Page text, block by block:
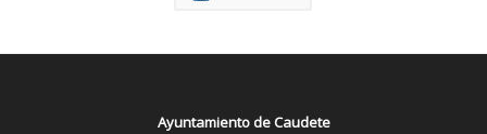
Ayuntamiento de Caudete